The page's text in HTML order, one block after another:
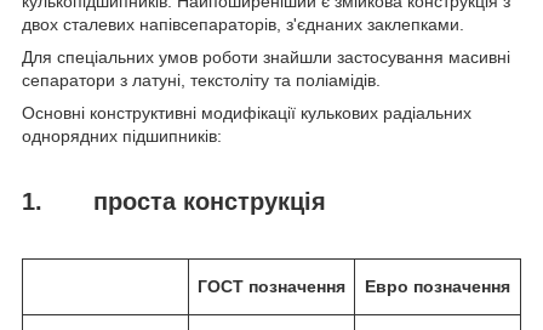
двох сталевих напівсепараторів, з'єднаних заклепками.
Для спеціальних умов роботи знайшли застосування масивні
сепаратори з латуні, текстоліту та поліамідів.
Основні конструктивні модифікації кулькових радіальних
однорядних підшипників:
1. проста конструкція
ГОСТ позначення Евро позначення